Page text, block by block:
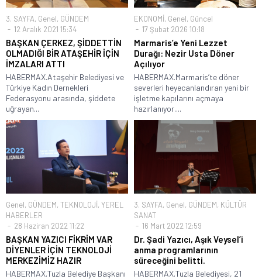
3. SAYFA, Genel, GÜNDEM
12 Aralık 2021 15:34
BAŞKAN ÇERKEZ, ŞİDDETTİN
OLMADIĞI BİR ATAŞEHİR İÇİN
İMZALARI ATTI
HABERMAX.Ataşehir Belediyesi ve
Türkiye Kadın Dernekleri
Federasyonu arasında, şiddete
uğrayan...
EKONOMİ, Genel, Güncel
17 Şubat 2026 10:18
Marmaris’e Yeni Lezzet
Durağı: Nezir Usta Döner
Açılıyor
HABERMAX.Marmaris’te döner
severleri heyecanlandıran yeni bir
işletme kapılarını açmaya
hazırlanıyor....
Genel, GÜNDEM, TEKNOLOJİ, YEREL
HABERLER
28 Haziran 2022 11:22
BAŞKAN YAZICI FİKRİM VAR
DİYENLER İÇİN TEKNOLOJİ
MERKEZİMİZ HAZIR
HABERMAX.Tuzla Belediye Başkanı
3. SAYFA, Genel, GÜNDEM, KÜLTÜR
SANAT
16 Mart 2022 12:59
Dr. Şadi Yazıcı, Aşık Veysel’i
anma programlarının
süreceğini belitti.
HABERMAX.Tuzla Belediyesi, 21